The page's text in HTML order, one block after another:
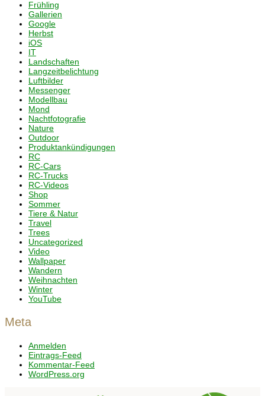
Frühling
Gallerien
Google
Herbst
iOS
IT
Landschaften
Langzeitbelichtung
Luftbilder
Messenger
Modellbau
Mond
Nachtfotografie
Nature
Outdoor
Produktankündigungen
RC
RC-Cars
RC-Trucks
RC-Videos
Shop
Sommer
Tiere & Natur
Travel
Trees
Uncategorized
Video
Wallpaper
Wandern
Weihnachten
Winter
YouTube
Meta
Anmelden
Eintrags-Feed
Kommentar-Feed
WordPress.org